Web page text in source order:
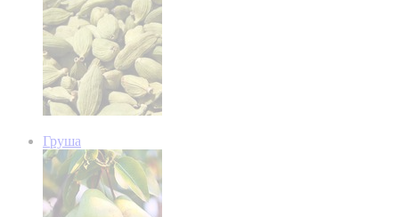
Груша